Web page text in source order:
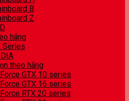
B
Z
hãng
Series
theo hãng
GTX 10 series
GTX 16 series
RTX 20 series